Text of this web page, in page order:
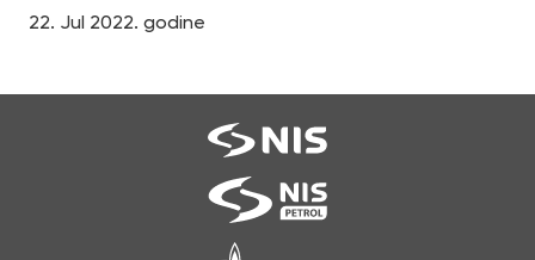
22. Jul 2022. godine